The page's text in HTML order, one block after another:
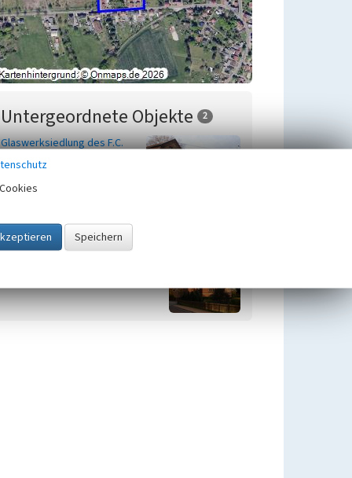
Untergeordnete Objekte 2
Glaswerksiedlung des F.C.
Th. Heye Glaswerk
Henrietten-Kirche